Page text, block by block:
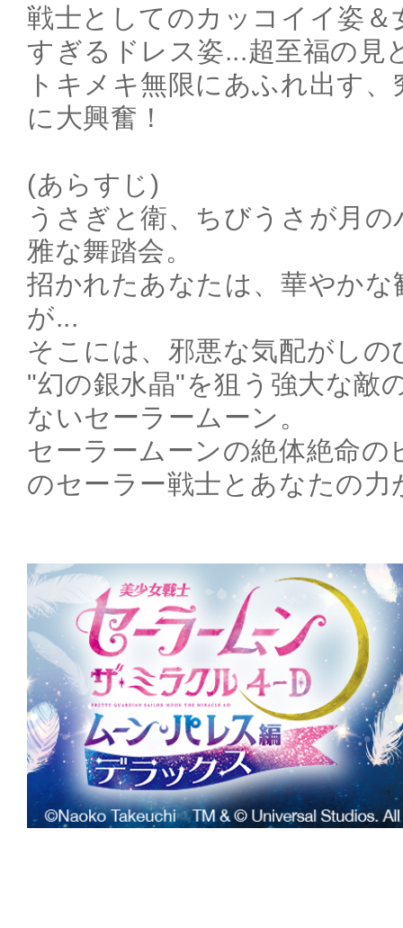
戦士としてのカッコイイ姿
すぎるドレス姿...超至福の見
トキメキ無限にあふれ出す
に大興奮！
(あらすじ)
うさぎと衛、ちびうさが月
雅な舞踏会。
招かれたあなたは、華やか
が...
そこには、邪悪な気配がし
"幻の銀水晶"を狙う強大な敵
ないセーラームーン。
セーラームーンの絶体絶命の
のセーラー戦士とあなたの力